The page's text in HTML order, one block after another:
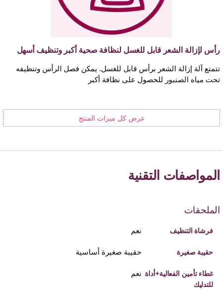
رأس لإزالة الشعر قابل للغسل لنظافة صحية أكبر وتنظيف أسهل
تتمتع آلة إزالة الشعر برأس قابل للغسل. يمكن فصل الرأس وتنظيفه
تحت مياه الصنبور للحصول على نظافة أكبر
عرض كل ميزات المنتج
المواصفات التقنية
الملحقات
فرشاة التنظيف نعم
حقيبة صغيرة حقيبة صغيرة أساسية
غطاء تأمين الفعالية+أداة
للتدليك
نعم